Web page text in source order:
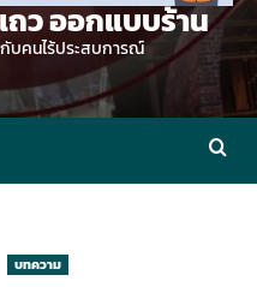
ถว ออกแบบร้าน
กับคนไร้ประสบการณ์
บทความ